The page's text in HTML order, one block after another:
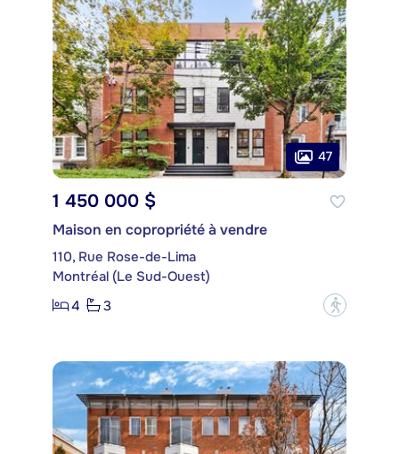
47
1 450 000 $
Maison en copropriété à vendre
110, Rue Rose-de-Lima
Montréal (Le Sud-Ouest)
4
3 ?